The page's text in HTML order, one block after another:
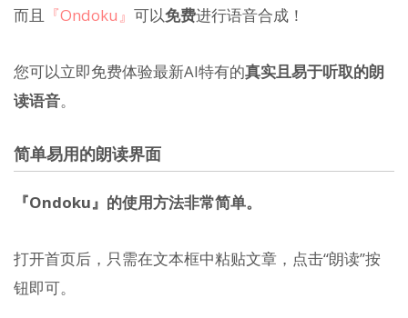
而且 『Ondoku』 可以免费进行语音合成！
您可以立即免费体验最新AI特有的真实且易于听取的朗
读语音。
简单易用的朗读界面
『Ondoku』的使用方法非常简单。
打开首页后，只需在文本框中粘贴文章，点击“朗读”按
钮即可。